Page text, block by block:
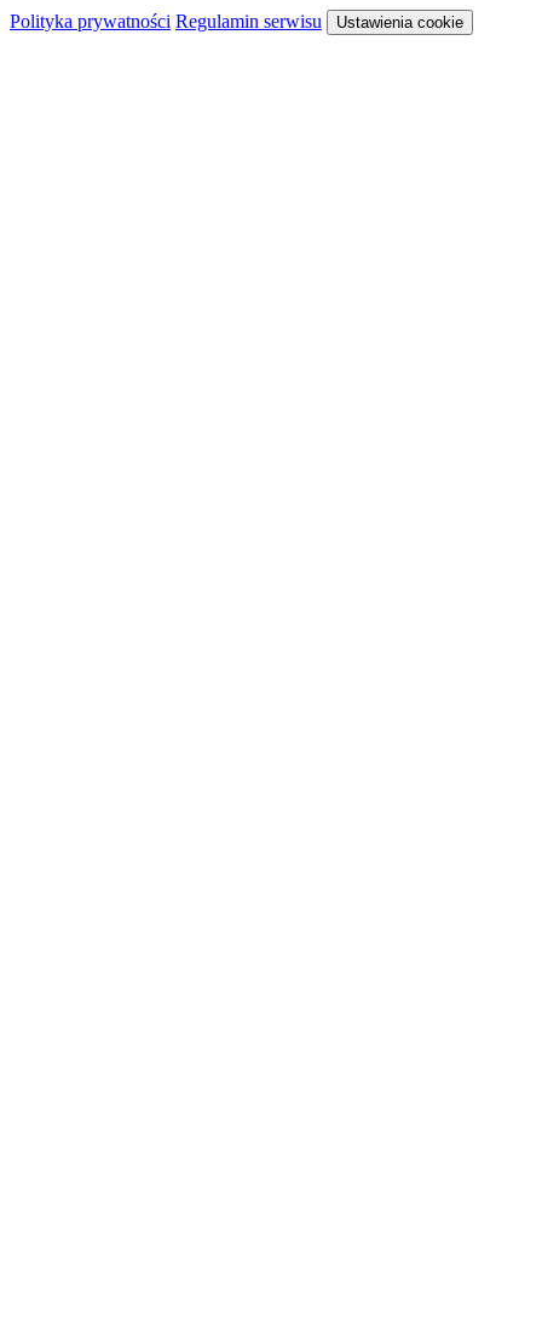
Polityka prywatności Regulamin serwisu Ustawienia cookie